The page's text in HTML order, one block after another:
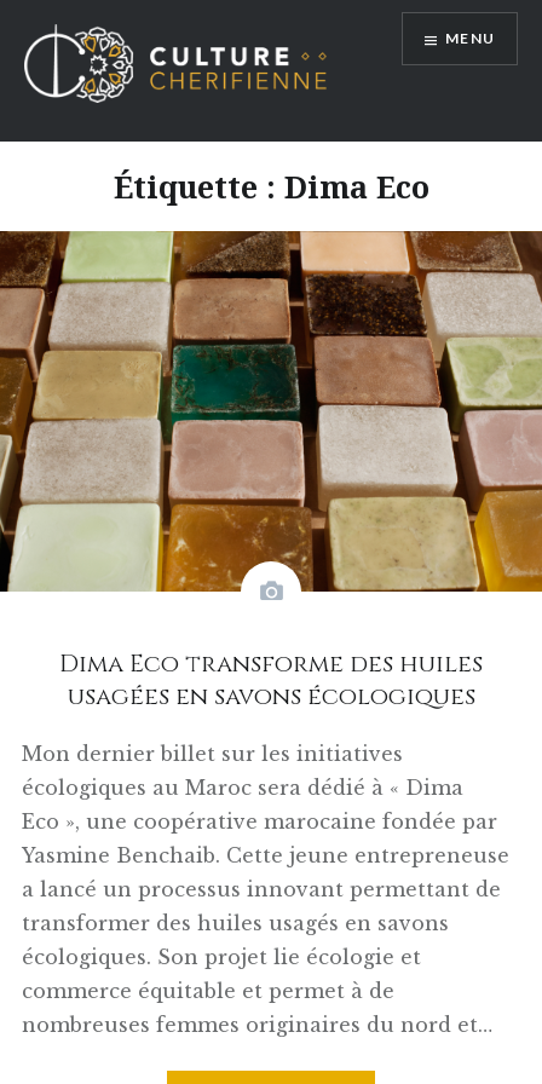
contenu
MENU
Étiquette : Dima Eco
Dima Eco transforme des huiles
usagées en savons écologiques
Mon dernier billet sur les initiatives
écologiques au Maroc sera dédié à « Dima
Eco », une coopérative marocaine fondée par
Yasmine Benchaib. Cette jeune entrepreneuse
a lancé un processus innovant permettant de
transformer des huiles usagés en savons
écologiques. Son projet lie écologie et
commerce équitable et permet à de
nombreuses femmes originaires du nord et…